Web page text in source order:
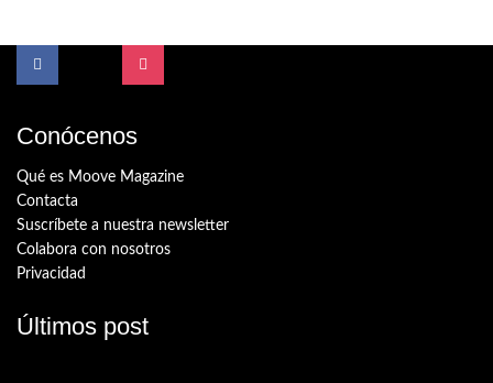
Conócenos
Qué es Moove Magazine
Contacta
Suscríbete a nuestra newsletter
Colabora con nosotros
Privacidad
Últimos post